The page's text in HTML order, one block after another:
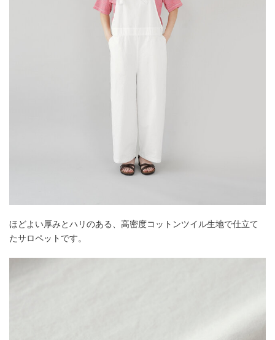
ほどよい厚みとハリのある、高密度コットンツイル生地で仕立て
たサロペットです。